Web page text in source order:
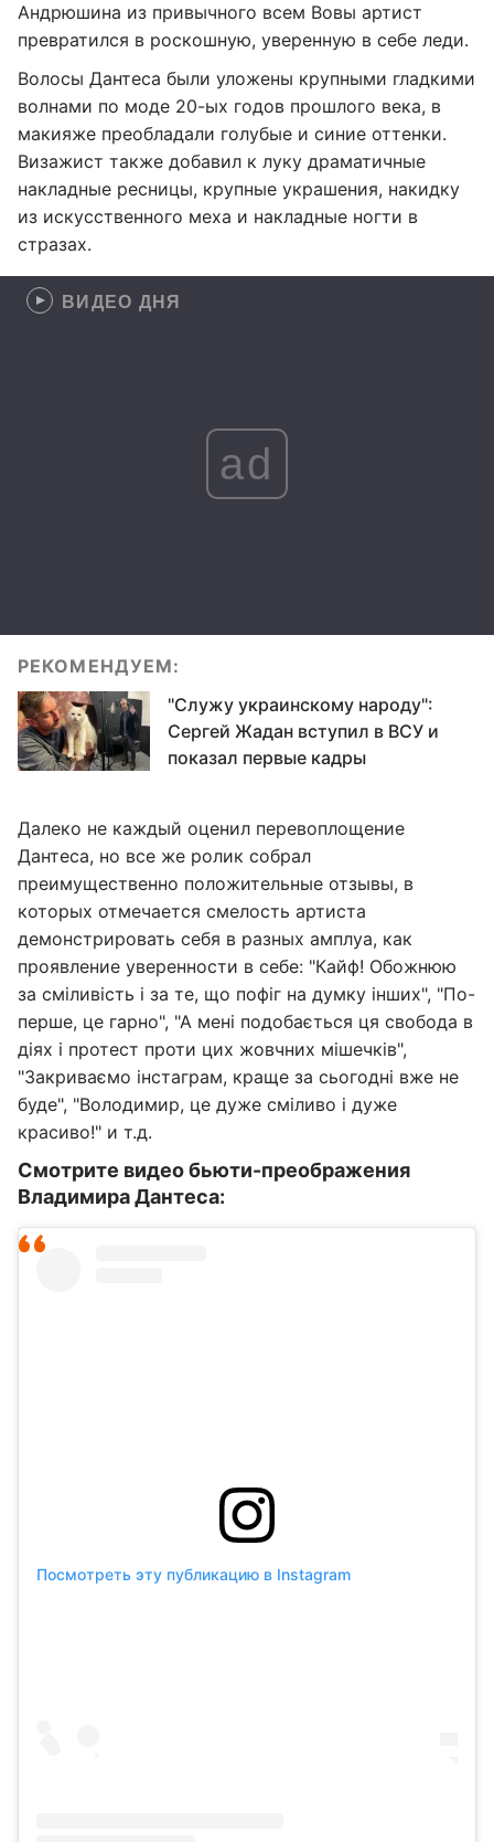
Андрюшина из привычного всем Вовы артист
превратился в роскошную, уверенную в себе леди.
Волосы Дантеса были уложены крупными гладкими
волнами по моде 20-ых годов прошлого века, в
макияже преобладали голубые и синие оттенки.
Визажист также добавил к луку драматичные
накладные ресницы, крупные украшения, накидку
из искусственного меха и накладные ногти в
стразах.
ВИДЕО ДНЯ
ad
РЕКОМЕНДУЕМ:
"Служу украинскому народу":
Сергей Жадан вступил в ВСУ и
показал первые кадры
Далеко не каждый оценил перевоплощение
Дантеса, но все же ролик собрал
преимущественно положительные отзывы, в
которых отмечается смелость артиста
демонстрировать себя в разных амплуа, как
проявление уверенности в себе: "Кайф! Обожнюю
за сміливість і за те, що пофіг на думку інших", "По-
перше, це гарно", "А мені подобається ця свобода в
діях і протест проти цих жовчних мішечків",
"Закриваємо інстаграм, краще за сьогодні вже не
буде", "Володимир, це дуже сміливо і дуже
красиво!" и т.д.
Смотрите видео бьюти-преображения
Владимира Дантеса:
Посмотреть эту публикацию в Instagram